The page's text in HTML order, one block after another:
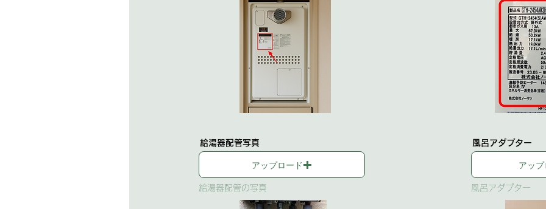
給湯器配管写真
アップロード
給湯器配管の写真
風呂アダプター
アッ
風呂アダプター